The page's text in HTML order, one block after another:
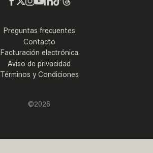
Preguntas frecuentes
Contacto
Facturación electrónica
Aviso de privacidad
Términos y Condiciones
©2026